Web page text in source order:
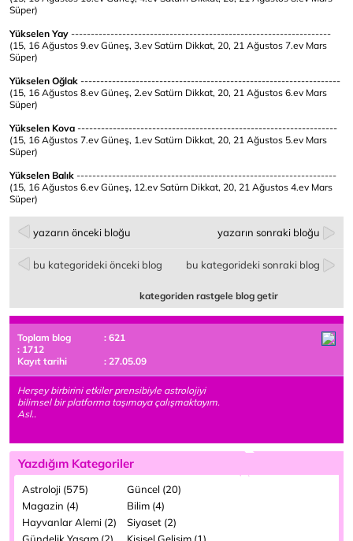
Süper)
Yükselen Yay ------------------------------------------------------------------
(15, 16 Ağustos 9.ev Güneş, 3.ev Satürn Dikkat, 20, 21 Ağustos 7.ev Mars
Süper)
Yükselen Oğlak ------------------------------------------------------------------
(15, 16 Ağustos 8.ev Güneş, 2.ev Satürn Dikkat, 20, 21 Ağustos 6.ev Mars
Süper)
Yükselen Kova ------------------------------------------------------------------
(15, 16 Ağustos 7.ev Güneş, 1.ev Satürn Dikkat, 20, 21 Ağustos 5.ev Mars
Süper)
Yükselen Balık ------------------------------------------------------------------
(15, 16 Ağustos 6.ev Güneş, 12.ev Satürn Dikkat, 20, 21 Ağustos 4.ev Mars
Süper)
yazarın önceki bloğu yazarın sonraki bloğu
bu kategorideki önceki blog bu kategorideki sonraki blog
kategoriden rastgele blog getir
Toplam blog
: 621
: 1712
Kayıt tarihi
: 27.05.09
Herşey birbirini etkiler prensibiyle astrolojiyi
bilimsel bir platforma taşımaya çalışmaktayım.
Asl..
Yazdığım Kategoriler
Astroloji (575)
Güncel (20)
Magazin (4)
Bilim (4)
Hayvanlar Alemi (2)
Siyaset (2)